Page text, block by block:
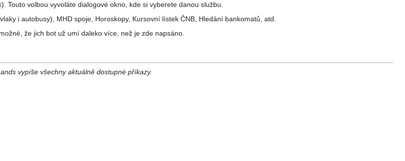
Touto volbou vyvoláte dialogové okno, kde si vyberete danou službu.
i autobusy), MHD spoje, Horoskopy, Kursovní lístek ČNB, Hledání bankomatů, atd.
že jich bot už umí daleko více, než je zde napsáno.
vypíše všechny aktuálně dostupné příkazy.